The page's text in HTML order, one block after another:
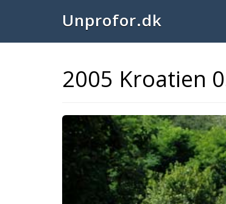
Unprofor.dk
2005 Kroatien
Previous